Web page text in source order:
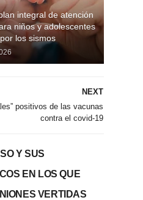
integral de atención
niños y adolescentes
los sismos
NEXT
positivos de las vacunas
contra el covid-19
Y SUS
EN LOS QUE
VERTIDAS